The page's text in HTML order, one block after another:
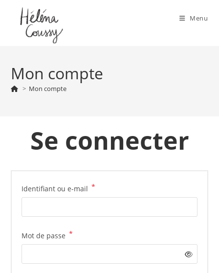
Menu
Mon compte
> Mon compte
Se connecter
Identifiant ou e-mail *
Mot de passe *